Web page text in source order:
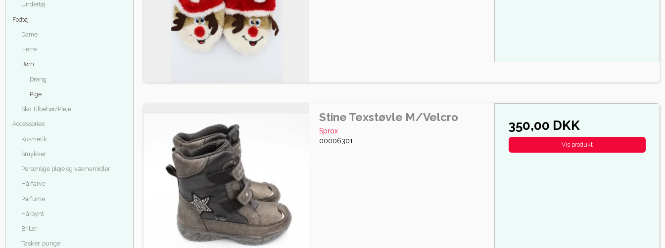
Undertøj
Fodtøj
Dame
Herre
Børn
Dreng
Pige
Sko Tilbehør/Pleje
Accessories
Kosmetik
Smykker
Personlige pleje og værnemidler
Hårfarve
Parfume
Hårpynt
Briller
Tasker, punge
Stine Texstøvle M/Velcro
Sprox
00006301
350,00 DKK
Vis produkt